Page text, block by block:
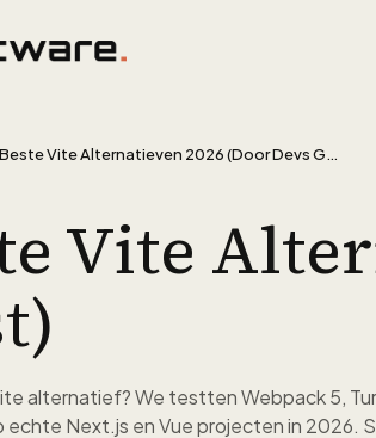
5 Beste Vite Alternatieven 2026 (Door Devs Getest)
Vite
alternatief? We testten Webpack 5,
echte Next.js en Vue projecten in 2026.